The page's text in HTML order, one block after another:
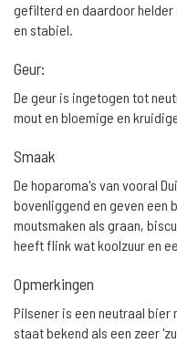
gefilterd en daardoor
en stabiel.
Geur:
De geur is ingetogen tot
mout en bloemige en
Smaak
De hoparoma's van vooral
bovenliggend en geven
moutsmaken als graan,
heeft flink wat koolzuur en
Opmerkingen
Pilsener is een neutraal bier
staat bekend als een zeer